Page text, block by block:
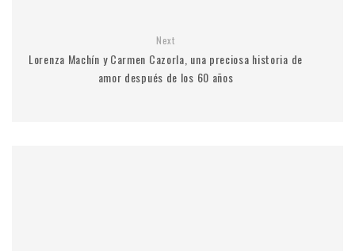
Next
Lorenza Machín y Carmen Cazorla, una preciosa historia de
amor después de los 60 años